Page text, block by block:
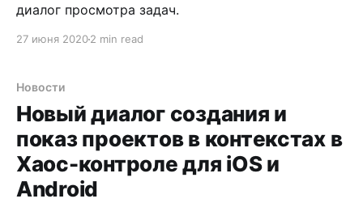
диалог просмотра задач.
27 июня 20202 min read
Новости
Новый диалог создания и
показ проектов в контекстах в
Хаос-контроле для iOS и
Android